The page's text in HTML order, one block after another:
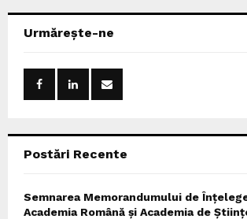
h
Urmărește-ne
Postări Recente
Semnarea Memorandumului de
Academia Română și Academia de